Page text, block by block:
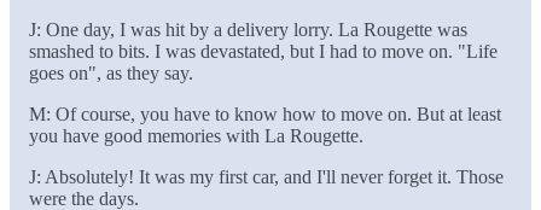
J: One day, I was hit by a delivery lorry. La Rougette was
smashed to bits. I was devastated, but I had to move on. "Life
goes on", as they say.
M: Of course, you have to know how to move on. But at least
you have good memories with La Rougette.
J: Absolutely! It was my first car, and I'll never forget it. Those
were the days.